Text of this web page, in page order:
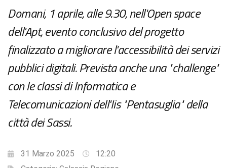
Domani, 1 aprile, alle 9.30, nell'Open space
dell'Apt, evento conclusivo del progetto
finalizzato a migliorare l'accessibilità dei servizi
pubblici digitali. Prevista anche una "challenge"
con le classi di Informatica e
Telecomunicazioni dell'Iis "Pentasuglia" della
città dei Sassi.
31 Marzo 2025
12:20